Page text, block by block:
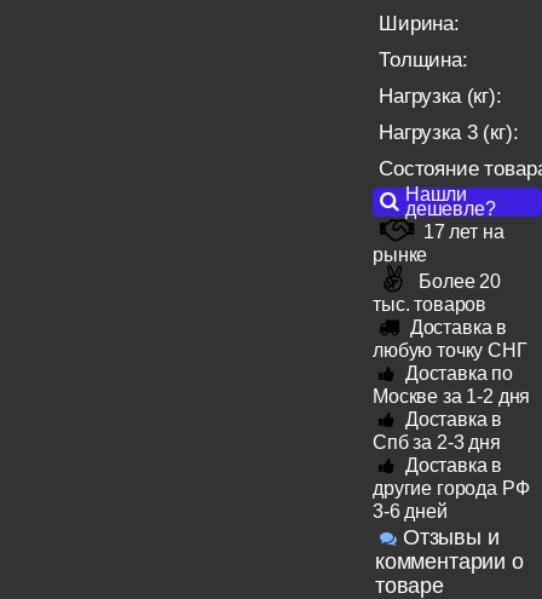
Ширина:
Толщина:
Нагрузка (кг):
Нагрузка 3 (кг):
Состояние
Нашли
дешевле?
17 лет на
рынке
Более 20
тыс. товаров
Доставка в
любую точку СНГ
Доставка по
Москве за 1-2 дня
Доставка в
Спб за 2-3 дня
Доставка в
другие города РФ
3-6 дней
Отзывы и
комментарии о
товаре